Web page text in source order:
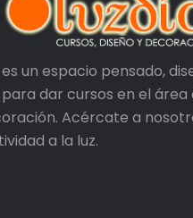
es un espacio pensado,
dar cursos en el área
Acércate a
a la luz.